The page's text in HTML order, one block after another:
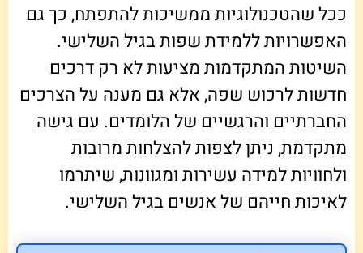
ככל שהטכנולוגיות ממשיכות להתפתח, כך גם
האפשרויות ללמידת שפות בגיל השלישי.
השיטות המתקדמות מציעות לא רק דרכים
חדשות לרכוש שפה, אלא גם מענה על הצרכים
החברתיים והרגשיים של הלומדים. עם גישה
מתקדמת, ניתן לצפות להצלחות מרובות
ולחוויות למידה עשירות ומגוונות, שיתרמו
לאיכות חייהם של אנשים בגיל השלישי.